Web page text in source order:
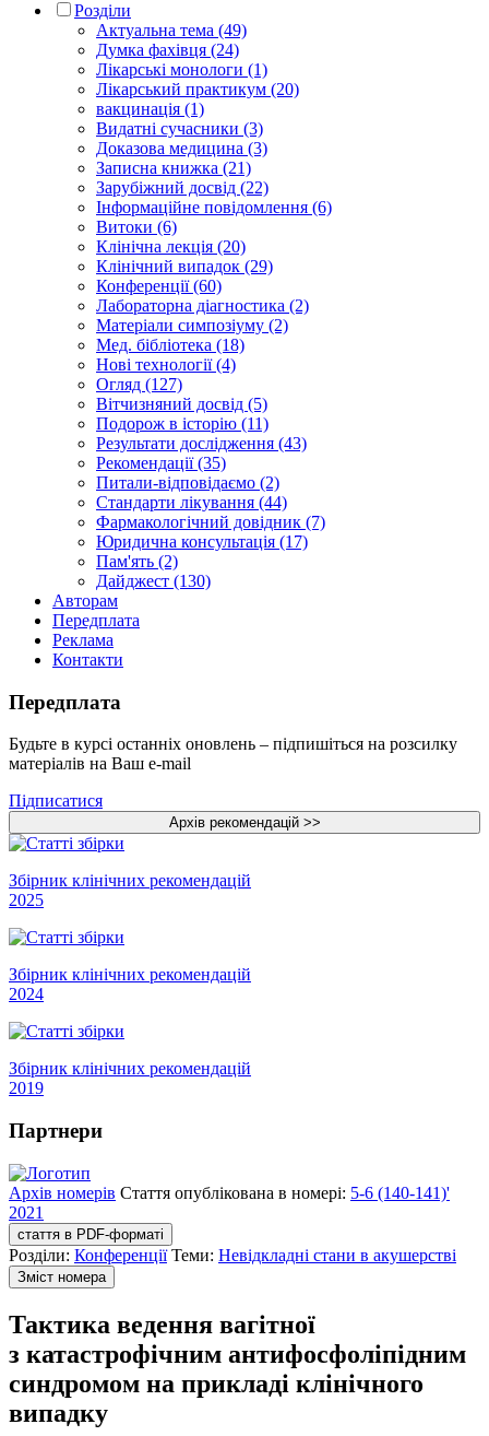
Розділи
Актуальна тема (49)
Думка фахівця (24)
Лікарські монологи (1)
Лікарський практикум (20)
вакцинація (1)
Видатні сучасники (3)
Доказова медицина (3)
Записна книжка (21)
Зарубіжний досвід (22)
Інформаційне повідомлення (6)
Витоки (6)
Клінічна лекція (20)
Клінічний випадок (29)
Конференції (60)
Лабораторна діагностика (2)
Матеріали симпозіуму (2)
Мед. бібліотека (18)
Нові технології (4)
Огляд (127)
Вітчизняний досвід (5)
Подорож в історію (11)
Результати дослідження (43)
Рекомендації (35)
Питали-відповідаємо (2)
Стандарти лікування (44)
Фармакологічний довідник (7)
Юридична консультація (17)
Пам'ять (2)
Дайджест (130)
Авторам
Передплата
Реклама
Контакти
Передплата
Будьте в курсі останніх оновлень – підпишіться на розсилку
матеріалів на Ваш e-mail
Підписатися
Збірник клінічних рекомендацій
2025
Збірник клінічних рекомендацій
2024
Збірник клінічних рекомендацій
2019
Партнери
Архів номерів Стаття опублікована в номері: 5-6 (140-141)'
2021
стаття в PDF-форматі
Розділи: Конференції Теми: Невідкладні стани в акушерстві
Зміст номера
Тактика ведення вагітної
з катастрофічним антифосфоліпідним
синдромом на прикладі клінічного
випадку